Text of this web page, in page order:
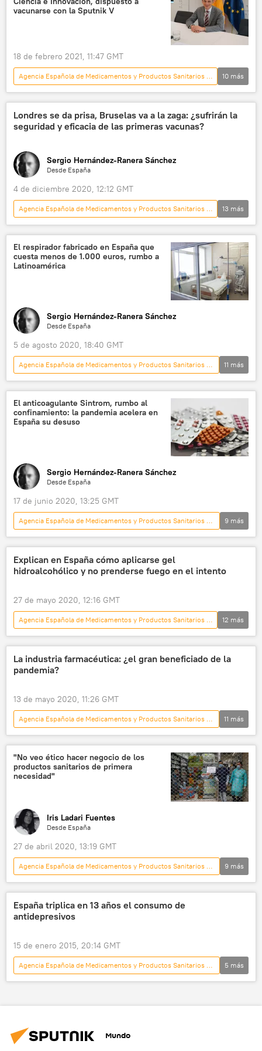
trombosis
vacunación contra el COVID-19
vacunarse con la Sputnik V
18 de febrero 2021, 11:47 GMT
Agencia Española de Medicamentos y Productos Sanitarios (AEMPS)
España
espacio
💗 Salud
cosmonautas
Programa Soyuz
cosmonáutica
Pedro Duque
Sputnik V (vacuna)
10 más
Londres se da prisa, Bruselas va a la zaga: ¿sufrirán la
seguridad y eficacia de las primeras vacunas?
Sergio Hernández-Ranera Sánchez
Desde España
4 de diciembre 2020, 12:12 GMT
Agencia Española de Medicamentos y Productos Sanitarios (AEMPS)
Internacional
🌍 Europa
sociedad
💗 Salud
vacunación
vacunación contra el COVID-19
Pfizer
remdesivir
noticias
13 más
El respirador fabricado en España que
cuesta menos de 1.000 euros, rumbo a
Latinoamérica
Sergio Hernández-Ranera Sánchez
Desde España
5 de agosto 2020, 18:40 GMT
Agencia Española de Medicamentos y Productos Sanitarios (AEMPS)
Internacional
España
sociedad
💗 Salud
ONG
Médicos Sin Fronteras (MSF)
software
bajo coste
11 más
El anticoagulante Sintrom, rumbo al
confinamiento: la pandemia acelera en
España su desuso
Sergio Hernández-Ranera Sánchez
Desde España
17 de junio 2020, 13:25 GMT
Agencia Española de Medicamentos y Productos Sanitarios (AEMPS)
Internacional
España
sociedad
💗 Salud
trombosis
COVID-19
seguridad social
medicina noticias
9 más
Explican en España cómo aplicarse gel
hidroalcohólico y no prenderse fuego en el intento
27 de mayo 2020, 12:16 GMT
Agencia Española de Medicamentos y Productos Sanitarios (AEMPS)
Internacional
España
sociedad
💗 Salud
alcohol
Ministerio de Sanidad de España
12 más
La industria farmacéutica: ¿el gran beneficiado de la
pandemia?
13 de mayo 2020, 11:26 GMT
Agencia Española de Medicamentos y Productos Sanitarios (AEMPS)
Internacional
España
sociedad
💗 Salud
coronavirus
📰 El coronavirus en España
vacunación
11 más
"No veo ético hacer negocio de los
productos sanitarios de primera
necesidad"
Iris Ladari Fuentes
Desde España
27 de abril 2020, 13:19 GMT
Agencia Española de Medicamentos y Productos Sanitarios (AEMPS)
Internacional
España
💗 Salud
sociedad
📰 El coronavirus en España
cuarentena
9 más
España triplica en 13 años el consumo de
antidepresivos
15 de enero 2015, 20:14 GMT
Agencia Española de Medicamentos y Productos Sanitarios (AEMPS)
España
sociedad
💗 Salud
5 más
Mundo